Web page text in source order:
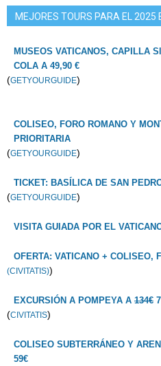
MEJORES TOURS PARA EL 2025
MUSEOS VATICANOS, CAPILLA
COLA A 49,90 €
(GETYOURGUIDE)
COLISEO, FORO ROMANO Y
PRIORITARIA
(GETYOURGUIDE)
TICKET: BASÍLICA DE SAN
(GETYOURGUIDE)
VISITA GUIADA POR EL
OFERTA: VATICANO + COLISEO,
(CIVITATIS))
EXCURSIÓN A POMPEYA A 134€
(CIVITATIS)
COLISEO SUBTERRÁNEO Y
59€